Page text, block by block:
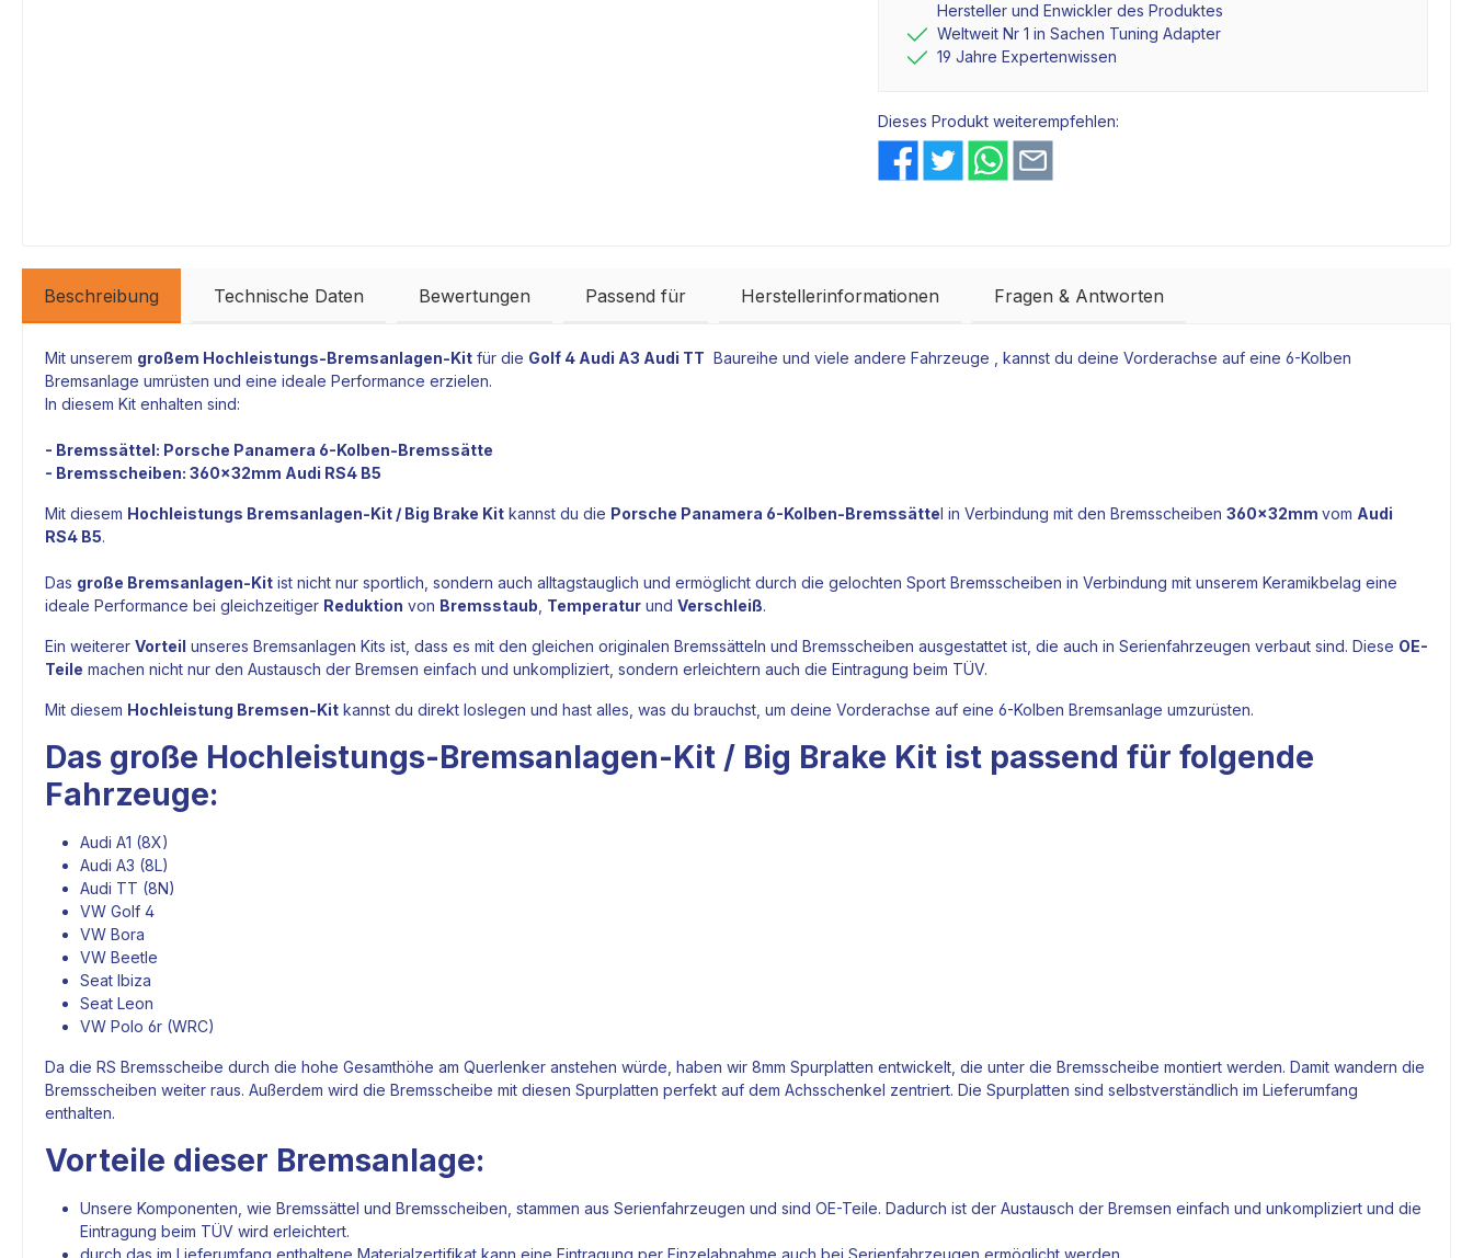
Hersteller und Enwickler des Produktes
Weltweit Nr 1 in Sachen Tuning Adapter
19 Jahre Expertenwissen
Dieses Produkt weiterempfehlen:
Beschreibung Technische Daten Bewertungen Passend für Herstellerinformationen Fragen & Antworten
Mit unserem großem Hochleistungs-Bremsanlagen-Kit für die Golf 4 Audi A3 Audi TT Baureihe und viele andere Fahrzeuge , kannst du deine Vorderachse auf eine 6-Kolben
Bremsanlage umrüsten und eine ideale Performance erzielen.
In diesem Kit enhalten sind:
- Bremssättel: Porsche Panamera 6-Kolben-Bremssätte
- Bremsscheiben: 360x32mm Audi RS4 B5
Mit diesem Hochleistungs Bremsanlagen-Kit / Big Brake Kit kannst du die Porsche Panamera 6-Kolben-Bremssättel in Verbindung mit den Bremsscheiben 360x32mm vom Audi
RS4 B5.
Das große Bremsanlagen-Kit ist nicht nur sportlich, sondern auch alltagstauglich und ermöglicht durch die gelochten Sport Bremsscheiben in Verbindung mit unserem Keramikbelag eine
ideale Performance bei gleichzeitiger Reduktion von Bremsstaub Temperatur und Verschleiß.
Ein weiterer Vorteil unseres Bremsanlagen Kits ist, dass es mit den gleichen originalen Bremssätteln und Bremsscheiben ausgestattet ist, die auch in Serienfahrzeugen verbaut sind. Diese OE-
Teile machen nicht nur den Austausch der Bremsen einfach und unkompliziert, sondern erleichtern auch die Eintragung beim TÜV.
Mit diesem Hochleistung Bremsen-Kit kannst du direkt loslegen und hast alles, was du brauchst, um deine Vorderachse auf eine 6-Kolben Bremsanlage umzurüsten.
Das große Hochleistungs-Bremsanlagen-Kit / Big Brake Kit ist passend für folgende
Fahrzeuge:
Audi A1 (8X)
Audi A3 (8L)
Audi TT (8N)
VW Golf 4
VW Bora
VW Beetle
Seat Ibiza
Seat Leon
VW Polo 6r (WRC)
Da die RS Bremsscheibe durch die hohe Gesamthöhe am Querlenker anstehen würde, haben wir 8mm Spurplatten entwickelt, die unter die Bremsscheibe montiert werden. Damit wandern die
Bremsscheiben weiter raus. Außerdem wird die Bremsscheibe mit diesen Spurplatten perfekt auf dem Achsschenkel zentriert. Die Spurplatten sind selbstverständlich im Lieferumfang
enthalten.
Vorteile dieser Bremsanlage:
Unsere Komponenten, wie Bremssättel und Bremsscheiben , stammen aus Serienfahrzeugen und sind OE-Teile. Dadurch ist der Austausch der Bremsen einfach und unkompliziert und die
Eintragung beim TÜV wird erleichtert.